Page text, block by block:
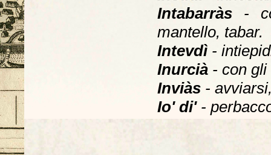
Intabarràs -
mantello, tabar.
Intevdì -
Inurcià - con
Inviàs -
Io' di'-